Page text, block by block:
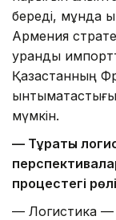
береді, мұнда
Армения
уранды
Қазақстанның
мүмкін.
— Тұрақты
процестегі
— Логистика —